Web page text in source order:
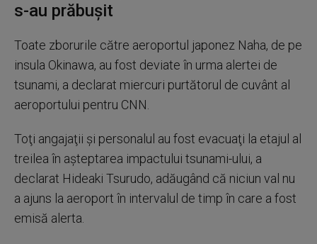
s-au prăbuşit
Toate zborurile către aeroportul japonez Naha, de pe
insula Okinawa, au fost deviate în urma alertei de
tsunami, a declarat miercuri purtătorul de cuvânt al
aeroportului pentru CNN.
Toţi angajaţii şi personalul au fost evacuaţi la etajul al
treilea în aşteptarea impactului tsunami-ului, a
declarat Hideaki Tsurudo, adăugând că niciun val nu
a ajuns la aeroport în intervalul de timp în care a fost
emisă alerta.